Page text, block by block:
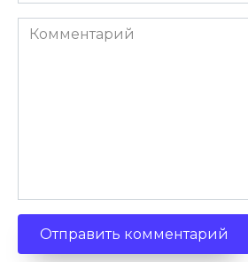
Комментарий